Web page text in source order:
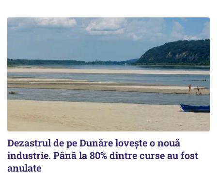
Dezastrul de pe Dunăre lovește o nouă
industrie. Până la 80% dintre curse au fost
anulate